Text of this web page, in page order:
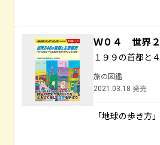
Ｗ０４ 世界
１９９の首都と
旅の図鑑
2021.03.18 発売
「地球の歩き方